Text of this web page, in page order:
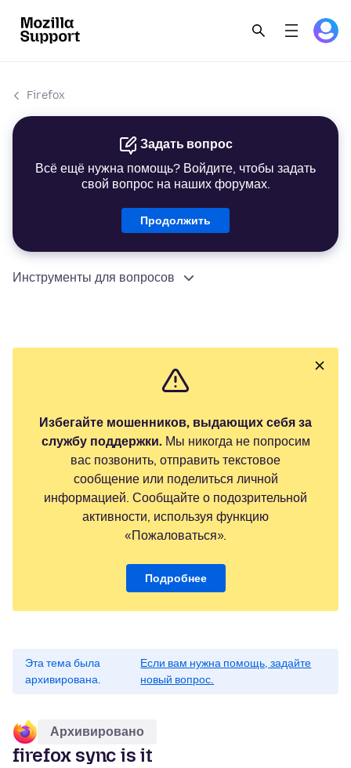
Firefox
Задать вопрос
Всё ещё нужна помощь? Войдите, чтобы задать
свой вопрос на наших форумах.
Продолжить
Инструменты для вопросов
Избегайте мошенников, выдающих себя за
службу поддержки.Мы никогда не попросим
вас позвонить, отправить текстовое
сообщение или поделиться личной
информацией. Сообщайте о подозрительной
активности, используя функцию
«Пожаловаться».
Подробнее
Эта тема была
архивирована.
Если вам нужна помощь, задайте
новый вопрос.
Архивировано
firefox sync is it